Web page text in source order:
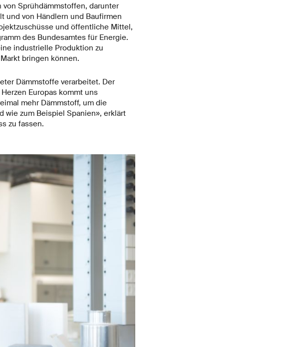
Sprühdämmstoffen, darunter
und von Händlern und Baufirmen
und öffentliche Mittel,
des Bundesamtes für Energie.
industrielle Produktion zu
bringen können.
Dämmstoffe verarbeitet. Der
Europas kommt uns
mehr Dämmstoff, um die
wie zum Beispiel Spanien», erklärt
zu fassen.